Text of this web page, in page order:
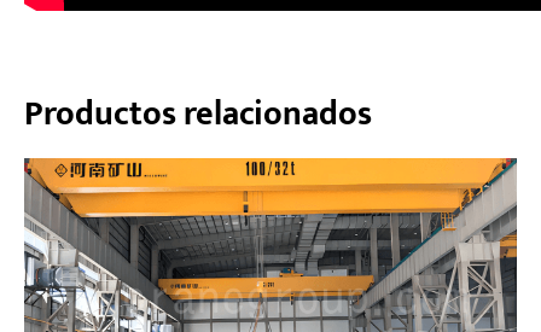
Productos relacionados